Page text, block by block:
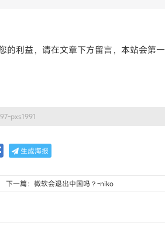
的利益，请在文章下方留言，本站会第一
pxs1991
生成海报
下一篇：微软会退出中国吗？-niko